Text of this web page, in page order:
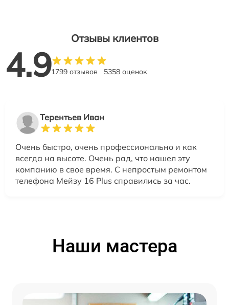
Отзывы клиентов
4.91799 отзывов 5358 оценок
Терентьев Иван
Очень быстро, очень профессионально и как
всегда на высоте. Очень рад, что нашел эту
компанию в свое время. С непростым ремонтом
телефона Мейзу 16 Plus справились за час.
Наши мастера